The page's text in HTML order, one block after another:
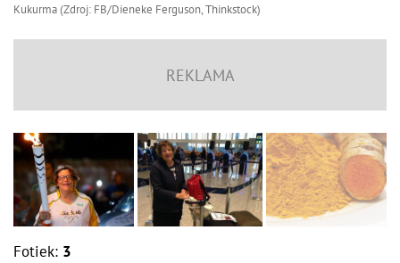
Kukurma (Zdroj: FB/Dieneke Ferguson, Thinkstock)
Fotiek: 3